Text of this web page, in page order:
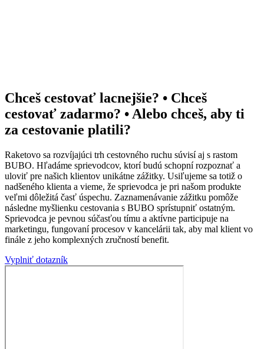
Chceš cestovať lacnejšie? • Chceš
cestovať zadarmo? • Alebo chceš, aby ti
za cestovanie platili?
Raketovo sa rozvíjajúci trh cestovného ruchu súvisí aj s rastom
BUBO. Hľadáme sprievodcov, ktorí budú schopní rozpoznať a
uloviť pre našich klientov unikátne zážitky. Usiľujeme sa totiž o
nadšeného klienta a vieme, že sprievodca je pri našom produkte
veľmi dôležitá časť úspechu. Zaznamenávanie zážitku pomôže
následne myšlienku cestovania s BUBO sprístupniť ostatným.
Sprievodca je pevnou súčasťou tímu a aktívne participuje na
marketingu, fungovaní procesov v kancelárii tak, aby mal klient vo
finále z jeho komplexných zručností benefit.
Vyplniť dotazník